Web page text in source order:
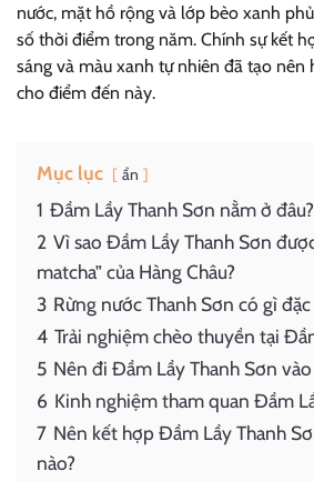
nước, mặt hồ rộng và lớp bèo xanh
số thời điểm trong năm. Chính sự kết
sáng và màu xanh tự nhiên đã tạo nên
cho điểm đến này.
Mục lục ẩn
1 Đầm Lầy Thanh Sơn nằm ở đâu?
2 Vì sao Đầm Lầy Thanh Sơn
matcha” của Hàng Châu?
3 Rừng nước Thanh Sơn có gì
4 Trải nghiệm chèo thuyền tại
5 Nên đi Đầm Lầy Thanh Sơn
6 Kinh nghiệm tham quan Đầm
7 Nên kết hợp Đầm Lầy Thanh
nào?